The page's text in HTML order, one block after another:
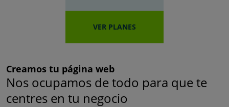
VER PLANES
Creamos tu página web
Nos ocupamos de todo para que te
centres en tu negocio